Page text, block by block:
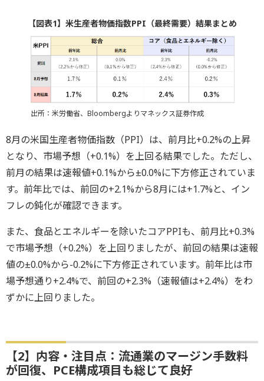
【図表1】米生産者物価指数PPI（最終需要）結果まとめ
出所：米労働省、Bloombergよりマネックス証券作成
8月の米国生産者物価指数（PPI）は、前月比+0.2%の上昇
となり、市場予想（+0.1%）を上回る結果でした。ただし、
前月の結果は速報値+0.1%から±0.0%に下方修正されていま
す。前年比では、前回の+2.1%から8月には+1.7%と、イン
フレの鈍化が確認できます。
また、食品とエネルギーを除いたコアPPIも、前月比+0.3%
で市場予想（+0.2%）を上回りましたが、前回の結果は速報
値の±0.0%から-0.2%に下方修正されています。前年比は市
場予想通り+2.4%で、前回の+2.3%（速報値は+2.4%）をわ
ずかに上回りました。
【2】内容・注目点：流通業のマージン手数料
が回復、PCE構成項目も総じて良好